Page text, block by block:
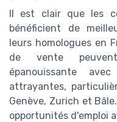
Il est clair que les
bénéficient de
leurs homologues en
de vente
épanouissante
attrayantes,
Genève, Zurich et
opportunités d'emploi